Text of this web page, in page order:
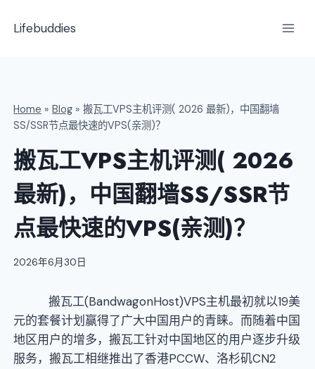
Lifebuddies
Home »Blog »搬瓦工VPS主机评测( 2026 最新)，中国翻墙
SS/SSR节点最快速的VPS(亲测)？
搬瓦工VPS主机评测( 2026
最新)，中国翻墙SS/SSR节
点最快速的VPS(亲测)？
2026年6月30日
搬瓦工(BandwagonHost)VPS主机最初就以19美
元的套餐计划赢得了广大中国用户的青睐。而随着中国
地区用户的增多，搬瓦工针对中国地区的用户逐步升级
服务，搬瓦工相继推出了香港PCCW、洛杉矶CN2